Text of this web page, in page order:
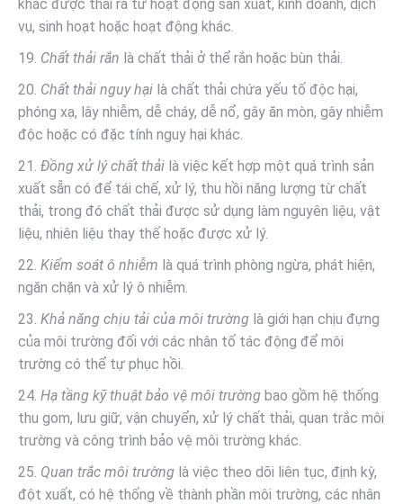
khác được thải ra từ hoạt động sản xuất, kinh doanh, dịch
vụ, sinh hoạt hoặc hoạt động khác.
19. Chất thải rắn là chất thải ở thể rắn hoặc bùn thải.
20. Chất thải nguy hại là chất thải chứa yếu tố độc hại,
phóng xạ, lây nhiễm, dễ cháy, dễ nổ, gây ăn mòn, gây nhiễm
độc hoặc có đặc tính nguy hại khác.
21. Đồng xử lý chất thải là việc kết hợp một quá trình sản
xuất sẵn có để tái chế, xử lý, thu hồi năng lượng từ chất
thải, trong đó chất thải được sử dụng làm nguyên liệu, vật
liệu, nhiên liệu thay thế hoặc được xử lý.
22. Kiểm soát ô nhiễm là quá trình phòng ngừa, phát hiện,
ngăn chặn và xử lý ô nhiễm.
23. Khả năng chịu tải của môi trường là giới hạn chịu đựng
của môi trường đối với các nhân tố tác động để môi
trường có thể tự phục hồi.
24. Hạ tầng kỹ thuật bảo vệ môi trường bao gồm hệ thống
thu gom, lưu giữ, vận chuyển, xử lý chất thải, quan trắc môi
trường và công trình bảo vệ môi trường khác.
25. Quan trắc môi trường là việc theo dõi liên tục, định kỳ,
đột xuất, có hệ thống về thành phần môi trường, các nhân